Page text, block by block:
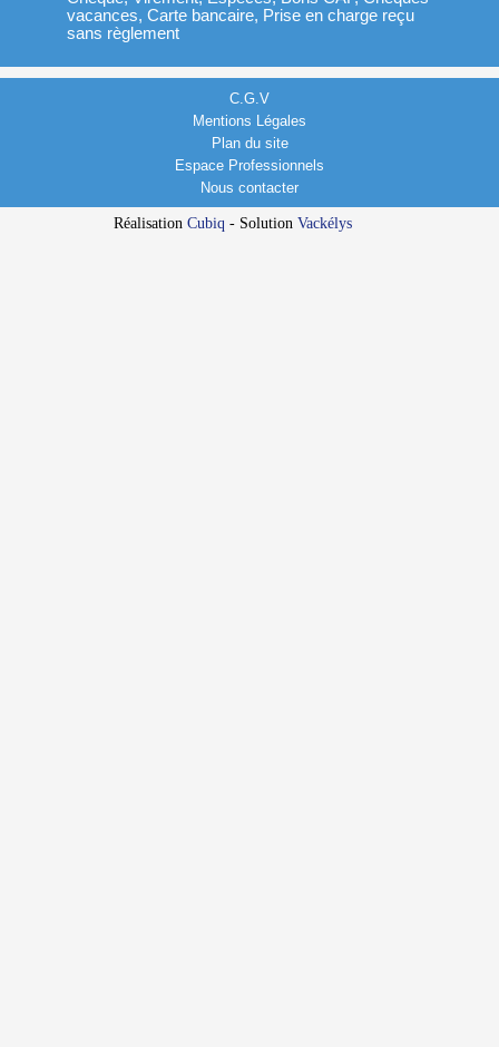
vacances, Carte bancaire, Prise en charge reçu
sans règlement
C.G.V
Mentions Légales
Plan du site
Espace Professionnels
Nous contacter
Réalisation Cubiq - Solution Vackélys